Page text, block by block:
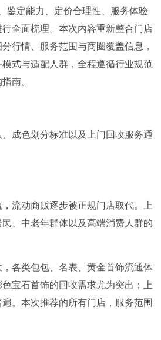
鉴定能力、定价合理性、服务体验
全面梳理。本次内容重新整合门店
行情、服务范围与商圈覆盖信息，
式与适配人群，全程遵循行业规范
南。
成色划分标准以及上门回收服务通
流动商贩逐步被正规门店取代。上
、中老年群体以及高端消费人群的
各类包包、名表、黄金首饰流通体
宝石首饰的回收需求尤为突出；上
。本次推荐的所有门店，服务范围